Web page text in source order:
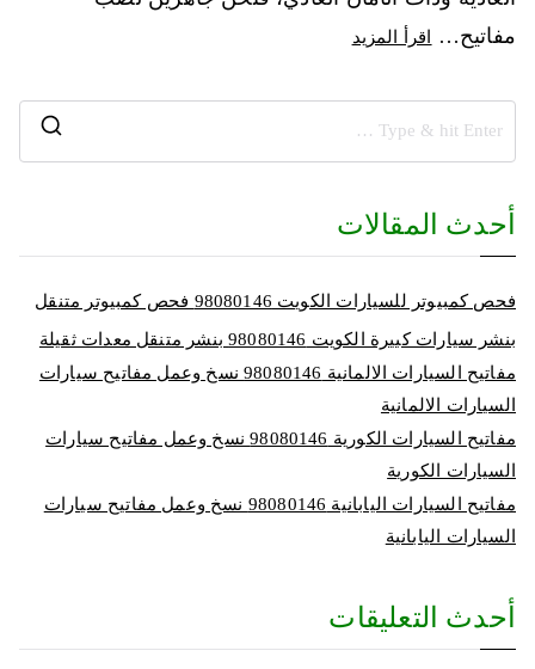
مفاتيح…
اقرأ المزيد
أحدث المقالات
فحص كمبيوتر للسيارات الكويت 98080146‬ فحص كمبيوتر متنقل
بنشر سيارات كبيرة الكويت 98080146‬ بنشر متنقل معدات ثقيلة
مفاتيح السيارات الالمانية 98080146‬ نسخ وعمل مفاتيح سيارات
السيارات الالمانية
مفاتيح السيارات الكورية 98080146‬ نسخ وعمل مفاتيح سيارات
السيارات الكورية
مفاتيح السيارات اليابانية 98080146‬ نسخ وعمل مفاتيح سيارات
السيارات اليابانية
أحدث التعليقات